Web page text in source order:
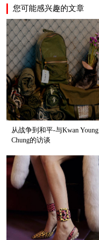
您可能感兴趣的文章
从战争到和平-与Kwan Young
Chung的访谈